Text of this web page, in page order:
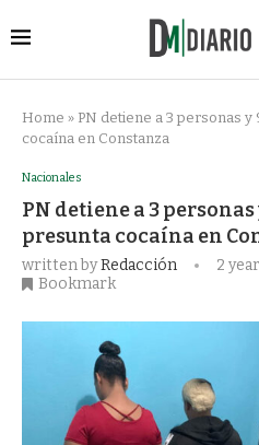
Home » PN detiene a 3 personas
cocaína en Constanza
Nacionales
PN detiene a 3
presunta cocaína en
written byRedacción 2
Bookmark